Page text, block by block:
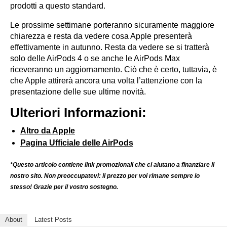
prodotti a questo standard.
Le prossime settimane porteranno sicuramente maggiore
chiarezza e resta da vedere cosa Apple presenterà
effettivamente in autunno. Resta da vedere se si tratterà
solo delle AirPods 4 o se anche le AirPods Max
riceveranno un aggiornamento. Ciò che è certo, tuttavia, è
che Apple attirerà ancora una volta l’attenzione con la
presentazione delle sue ultime novità.
Ulteriori Informazioni:
Altro da Apple
Pagina Ufficiale delle AirPods
*Questo articolo contiene link promozionali che ci aiutano a finanziare il
nostro sito. Non preoccupatevi: il prezzo per voi rimane sempre lo
stesso! Grazie per il vostro sostegno.
About Latest Posts